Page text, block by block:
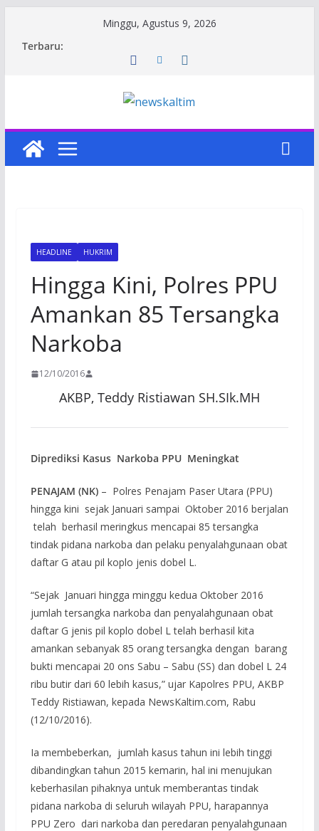
Minggu, Agustus 9, 2026
Terbaru:
HEADLINE HUKRIM
Hingga Kini, Polres PPU
Amankan 85 Tersangka
Narkoba
12/10/2016
AKBP, Teddy Ristiawan SH.SIk.MH
Diprediksi Kasus Narkoba PPU Meningkat
PENAJAM (NK)– Polres Penajam Paser Utara (PPU)
hingga kini sejak Januari sampai Oktober 2016 berjalan
telah berhasil meringkus mencapai 85 tersangka
tindak pidana narkoba dan pelaku penyalahgunaan obat
daftar G atau pil koplo jenis dobel L.
“Sejak Januari hingga minggu kedua Oktober 2016
jumlah tersangka narkoba dan penyalahgunaan obat
daftar G jenis pil koplo dobel L telah berhasil kita
amankan sebanyak 85 orang tersangka dengan barang
bukti mencapai 20 ons Sabu – Sabu (SS) dan dobel L 24
ribu butir dari 60 lebih kasus,” ujar Kapolres PPU, AKBP
Teddy Ristiawan, kepada NewsKaltim.com, Rabu
(12/10/2016).
Ia membeberkan, jumlah kasus tahun ini lebih tinggi
dibandingkan tahun 2015 kemarin, hal ini menujukan
keberhasilan pihaknya untuk memberantas tindak
pidana narkoba di seluruh wilayah PPU, harapannya
PPU Zero dari narkoba dan peredaran penyalahgunaan